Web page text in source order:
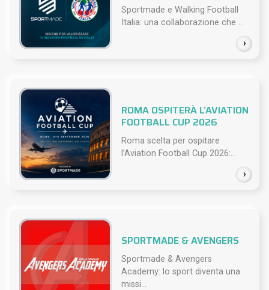
›
Sportmade e Walking Football
Italia: una collaborazione che ...
›
ROMA OSPITERÀ L’AVIATION
FOOTBALL CUP 2026
Roma scelta per ospitare
l’Aviation Football Cup 2026:...
SPORTMADE & AVENGERS
Sportmade & Avengers
Academy: lo sport diventa una
missi...